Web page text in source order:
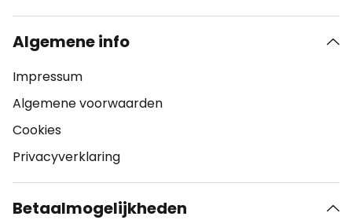
Algemene info
Impressum
Algemene voorwaarden
Cookies
Privacyverklaring
Betaalmogelijkheden